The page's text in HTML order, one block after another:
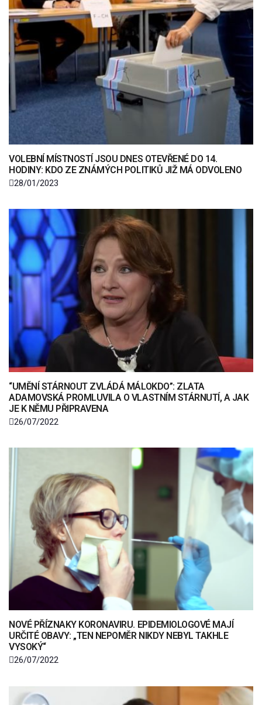
VOLEBNÍ MÍSTNOSTÍ JSOU DNES OTEVŘENÉ DO 14.
HODINY: KDO ZE ZNÁMÝCH POLITIKŮ JIŽ MÁ ODVOLENO
28/01/2023
“UMĚNÍ STÁRNOUT ZVLÁDÁ MÁLOKDO”: ZLATA
ADAMOVSKÁ PROMLUVILA O VLASTNÍM STÁRNUTÍ, A JAK
JE K NĚMU PŘIPRAVENA
26/07/2022
NOVÉ PŘÍZNAKY KORONAVIRU. EPIDEMIOLOGOVÉ MAJÍ
URČITÉ OBAVY: „TEN NEPOMĚR NIKDY NEBYL TAKHLE
VYSOKÝ“
26/07/2022